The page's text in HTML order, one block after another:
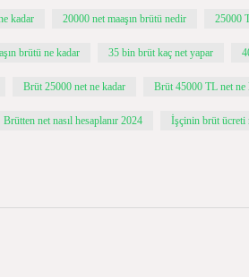
kadar 20000 net maaşın brütü nedir 25000
brütü ne kadar 35 bin brüt kaç net yapar
Brüt 25000 net ne kadar Brüt 45000 TL net ne
Brütten net nasıl hesaplanır 2024 İşçinin brüt ücreti